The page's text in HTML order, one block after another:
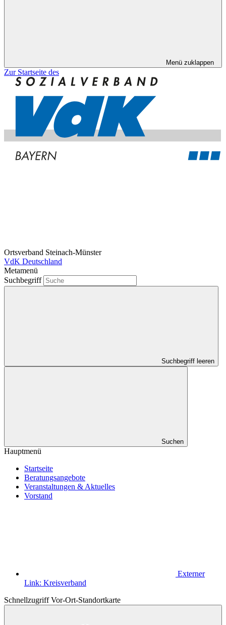
Menü zuklappen
Zur Startseite des
Ortsverband Steinach-Münster
VdK Deutschland
Metamenü
Suchbegriff
Suchbegriff leeren
Suchen
Hauptmenü
Startseite
Beratungsangebote
Veranstaltungen & Aktuelles
Vorstand
Externer
Link: Kreisverband
Schnellzugriff Vor-Ort-Standortkarte